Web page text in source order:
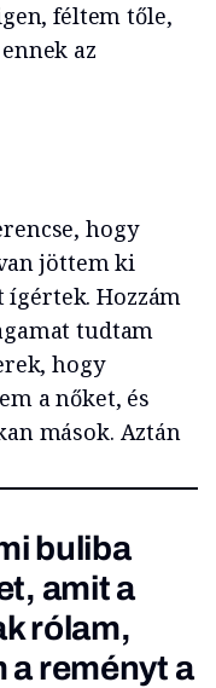
féltem tőle,
az
hogy
jöttem ki
ígértek. Hozzám
tudtam
hogy
a nőket, és
mások. Aztán
buliba
amit a
rólam,
a reményt a